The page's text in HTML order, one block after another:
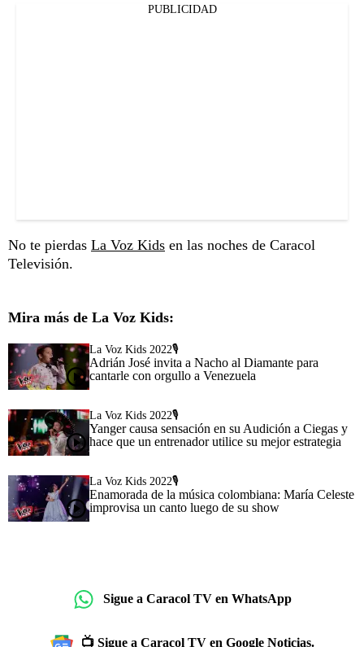
PUBLICIDAD
No te pierdas La Voz Kids en las noches de Caracol
Televisión.
Mira más de La Voz Kids:
La Voz Kids 2022🎙️
Adrián José invita a Nacho al Diamante para
cantarle con orgullo a Venezuela
La Voz Kids 2022🎙️
Yanger causa sensación en su Audición a Ciegas y
hace que un entrenador utilice su mejor estrategia
La Voz Kids 2022🎙️
Enamorada de la música colombiana: María Celeste
improvisa un canto luego de su show
Sigue a Caracol TV en WhatsApp
📺 Sigue a Caracol TV en Google Noticias.